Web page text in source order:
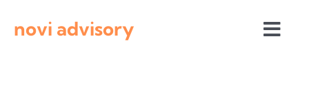
novi advisory